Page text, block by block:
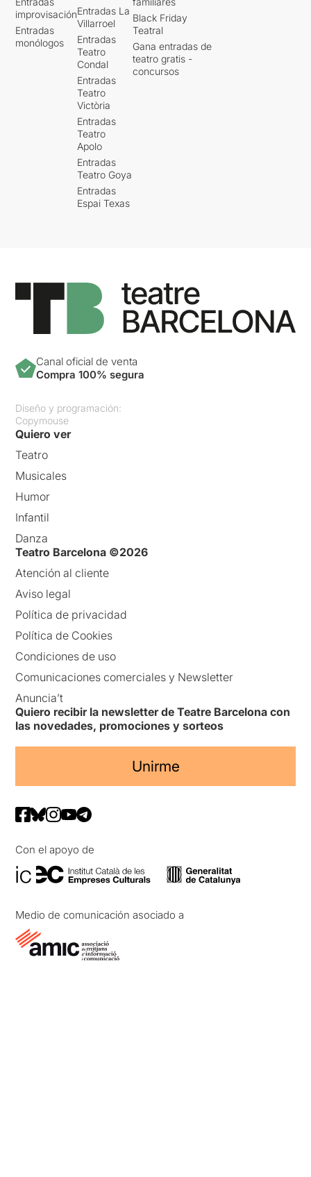
improvisación
Entradas
monólogos
Entradas La
Villarroel
Entradas
Teatro
Condal
Entradas
Teatro
Victòria
Entradas
Teatro
Apolo
Entradas
Teatro Goya
Entradas
Espai Texas
Black Friday
Teatral
Gana entradas de
teatro gratis -
concursos
Canal oficial de venta
Compra 100% segura
Diseño y programación:
Copymouse
Quiero ver
Teatro
Musicales
Humor
Infantil
Danza
Teatro Barcelona ©2026
Atención al cliente
Aviso legal
Política de privacidad
Política de Cookies
Condiciones de uso
Comunicaciones comerciales y Newsletter
Anuncia’t
Quiero recibir la newsletter de Teatre Barcelona con
las novedades, promociones y sorteos
Unirme
Con el apoyo de
Medio de comunicación asociado a